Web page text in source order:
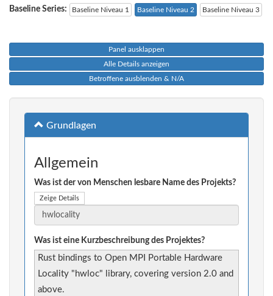
Baseline Series: Baseline Niveau 1 Baseline Niveau 2 Baseline Niveau 3
Panel ausklappen
Alle Details anzeigen
Betroffene ausblenden & N/A
Grundlagen
Allgemein
Was ist der von Menschen lesbare Name des Projekts?
Zeige Details
Was ist eine Kurzbeschreibung des Projektes?
Rust bindings to Open MPI Portable Hardware
Locality "hwloc" library, covering version 2.0 and
above.